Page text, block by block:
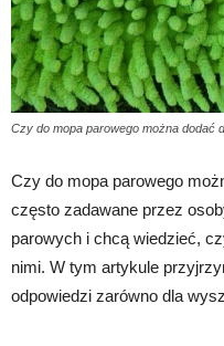
Czy do mopa parowego można dodać
Czy do mopa parowego
często zadawane przez
parowych i chcą wiedzieć,
nimi. W tym artykule
odpowiedzi zarówno dla